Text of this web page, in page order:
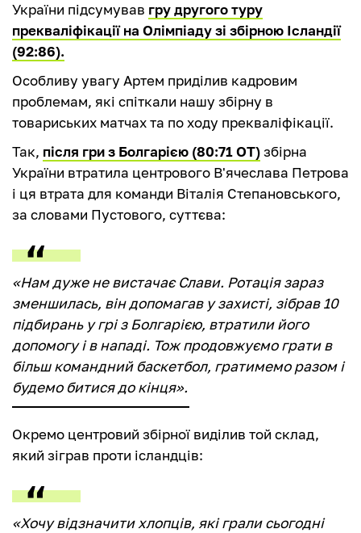
України підсумував гру другого туру
прекваліфікації на Олімпіаду зі збірною Ісландії
(92:86).
Особливу увагу Артем приділив кадровим
проблемам, які спіткали нашу збірну в
товариських матчах та по ходу прекваліфікації.
Так, після гри з Болгарією (80:71 ОТ)збірна
України втратила центрового В'ячеслава Петрова
і ця втрата для команди Віталія Степановського,
за словами Пустового, суттєва:
«Нам дуже не вистачає Слави. Ротація зараз
зменшилась, він допомагав у захисті, зібрав 10
підбирань у грі з Болгарією, втратили його
допомогу і в нападі. Тож продовжуємо грати в
більш командний баскетбол, гратимемо разом і
будемо битися до кінця».
Окремо центровий збірної виділив той склад,
який зіграв проти ісландців:
«Хочу відзначити хлопців, які грали сьогодні